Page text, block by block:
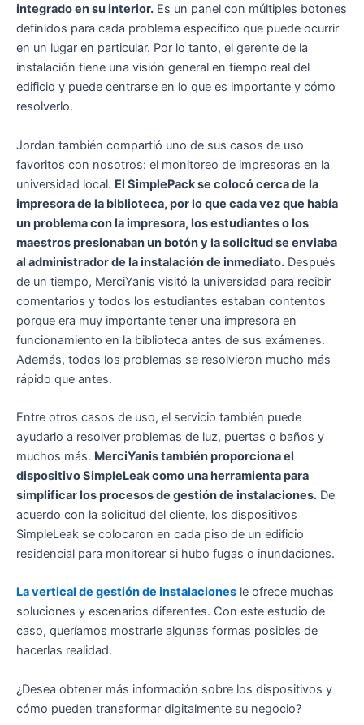
integrado en su interior. Es un panel con múltiples botones
definidos para cada problema específico que puede ocurrir
en un lugar en particular. Por lo tanto, el gerente de la
instalación tiene una visión general en tiempo real del
edificio y puede centrarse en lo que es importante y cómo
resolverlo.
Jordan también compartió uno de sus casos de uso
favoritos con nosotros: el monitoreo de impresoras en la
universidad local. El SimplePack se colocó cerca de la
impresora de la biblioteca, por lo que cada vez que había
un problema con la impresora, los estudiantes o los
maestros presionaban un botón y la solicitud se enviaba
al administrador de la instalación de inmediato. Después
de un tiempo, MerciYanis visitó la universidad para recibir
comentarios y todos los estudiantes estaban contentos
porque era muy importante tener una impresora en
funcionamiento en la biblioteca antes de sus exámenes.
Además, todos los problemas se resolvieron mucho más
rápido que antes.
Entre otros casos de uso, el servicio también puede
ayudarlo a resolver problemas de luz, puertas o baños y
muchos más. MerciYanis también proporciona el
dispositivo SimpleLeak como una herramienta para
simplificar los procesos de gestión de instalaciones. De
acuerdo con la solicitud del cliente, los dispositivos
SimpleLeak se colocaron en cada piso de un edificio
residencial para monitorear si hubo fugas o inundaciones.
La vertical de gestión de instalaciones le ofrece muchas
soluciones y escenarios diferentes. Con este estudio de
caso, queríamos mostrarle algunas formas posibles de
hacerlas realidad.
¿Desea obtener más información sobre los dispositivos y
cómo pueden transformar digitalmente su negocio?